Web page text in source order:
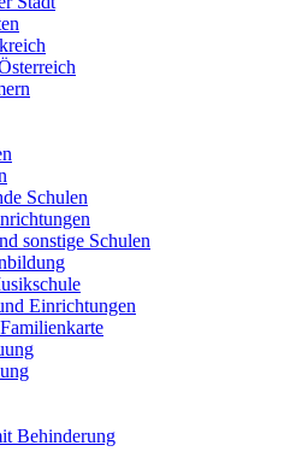
Schulen
sonstige Schulen
Einrichtungen
Behinderung